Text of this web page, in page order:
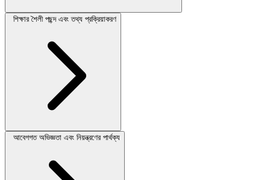
শিক্ষার শৈলী পছন্দ এবং তথ্য প্রক্রিয়াকরণ
আবেগগত অভিজ্ঞতা এবং নিয়ন্ত্রণের পার্থক্য